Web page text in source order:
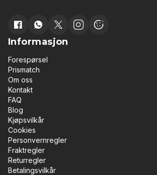
Informasjon
Forespørsel
Prismatch
Om oss
Kontakt
FAQ
Blog
Kjøpsvilkår
Cookies
Personvernregler
Fraktregler
Returregler
Betalingsvilkår